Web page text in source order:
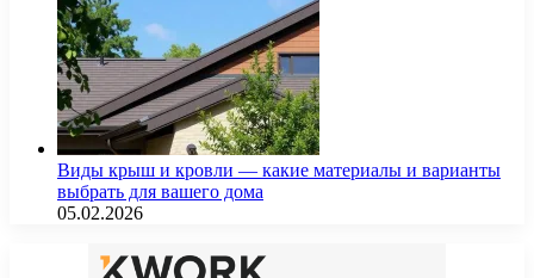
Виды крыш и кровли — какие материалы и варианты
выбрать для вашего дома
05.02.2026